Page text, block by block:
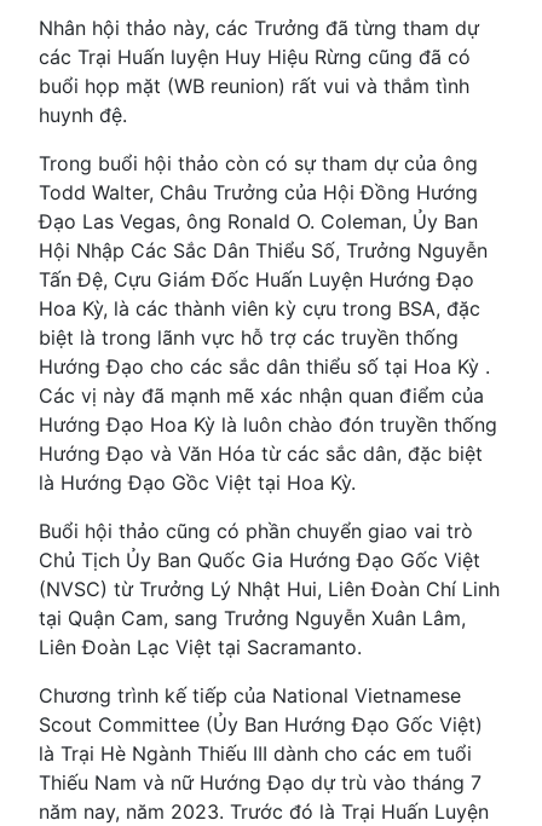
Nhân hội thảo này, các Trưởng đã từng tham dự
các Trại Huấn luyện Huy Hiệu Rừng cũng đã có
buổi họp mặt (WB reunion) rất vui và thắm tình
huynh đệ.
Trong buổi hội thảo còn có sự tham dự của ông
Todd Walter, Châu Trưởng của Hội Đồng Hướng
Đạo Las Vegas, ông Ronald O. Coleman, Ủy Ban
Hội Nhập Các Sắc Dân Thiểu Số, Trưởng Nguyễn
Tấn Đệ, Cựu Giám Đốc Huấn Luyện Hướng Đạo
Hoa Kỳ, là các thành viên kỳ cựu trong BSA, đặc
biệt là trong lãnh vực hỗ trợ các truyền thống
Hướng Đạo cho các sắc dân thiểu số tại Hoa Kỳ .
Các vị này đã mạnh mẽ xác nhận quan điểm của
Hướng Đạo Hoa Kỳ là luôn chào đón truyền thống
Hướng Đạo và Văn Hóa từ các sắc dân, đặc biệt
là Hướng Đạo Gồc Việt tại Hoa Kỳ.
Buổi hội thảo cũng có phần chuyển giao vai trò
Chủ Tịch Ủy Ban Quốc Gia Hướng Đạo Gốc Việt
(NVSC) từ Trưởng Lý Nhật Hui, Liên Đoàn Chí Linh
tại Quận Cam, sang Trưởng Nguyễn Xuân Lâm,
Liên Đoàn Lạc Việt tại Sacramanto.
Chương trình kế tiếp của National Vietnamese
Scout Committee (Ủy Ban Hướng Đạo Gốc Việt)
là Trại Hè Ngành Thiếu III dành cho các em tuổi
Thiếu Nam và nữ Hướng Đạo dự trù vào tháng 7
năm nay, năm 2023. Trước đó là Trại Huấn Luyện